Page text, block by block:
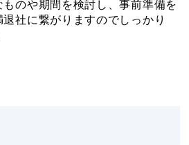
のや期間を検討し、事前準備を
社に繋がりますのでしっかり